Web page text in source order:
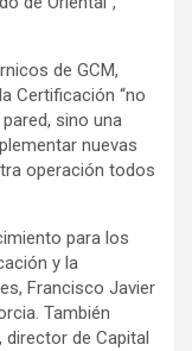
de GCM,
Certificación “no
sino una
nuevas
operación todos
para los
y la
Francisco Javier
También
de Capital